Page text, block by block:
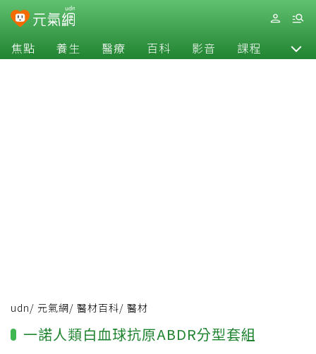
焦點 養生 醫療 百科 影音 課程 退休
udn/ 元氣網/ 醫材百科/ 醫材
一諾人類白血球抗原ABDR分型套組